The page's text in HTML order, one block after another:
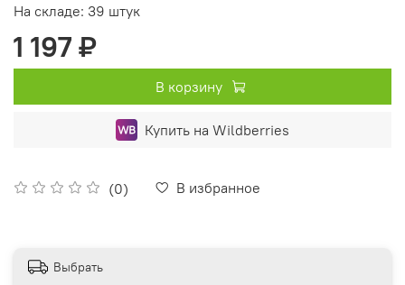
(0) В избранное
На складе: 39 штук
1 197 ₽
В корзину
Купить на Wildberries
Выбрать